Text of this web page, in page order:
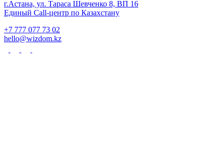
г.Астана, ул. Тараса Шевченко 8, ВП 16
Единый Call-центр по Казахстану
+7 777 077 73 02
hello@wizdom.kz